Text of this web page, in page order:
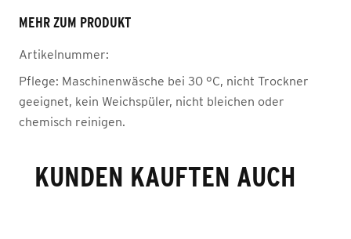
MEHR ZUM PRODUKT
Artikelnummer:
Pflege: Maschinenwäsche bei 30 °C, nicht Trockner
geeignet, kein Weichspüler, nicht bleichen oder
chemisch reinigen.
KUNDEN KAUFTEN AUCH